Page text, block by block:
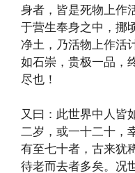
身者，皆是死物上作
于营生奉身之中，挪
净土，乃活物上作活
如石崇，贵极一品，
尽也！
又曰：此世界中人皆
二岁，或一十二十，
有至七十者，古来犹
待老而去者多矣。况